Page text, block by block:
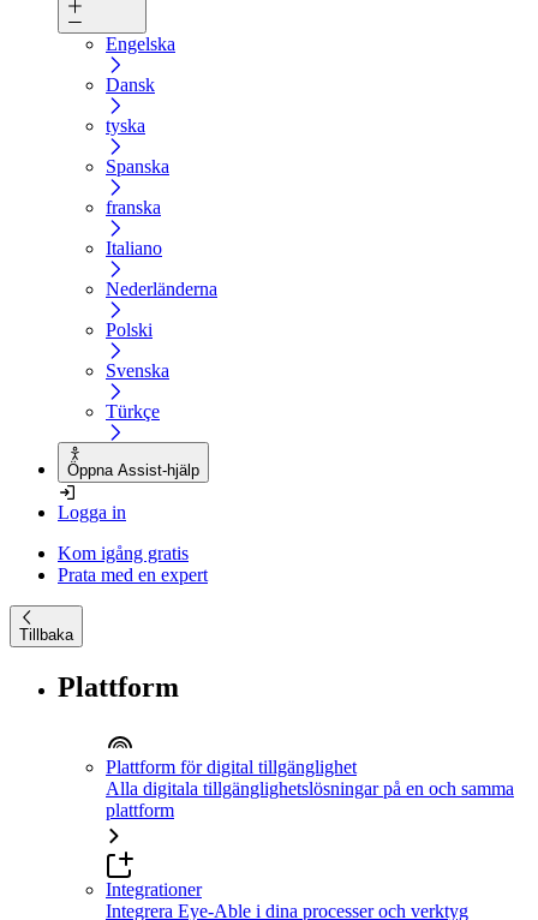
Engelska
Dansk
tyska
Spanska
franska
Italiano
Nederländerna
Polski
Svenska
Türkçe
Öppna Assist-hjälp
Logga in
Kom igång gratis
Prata med en expert
Tillbaka
Plattform
Plattform för digital tillgänglighet
Alla digitala tillgänglighetslösningar på en och samma
plattform
Integrationer
Integrera Eye-Able i dina processer och verktyg